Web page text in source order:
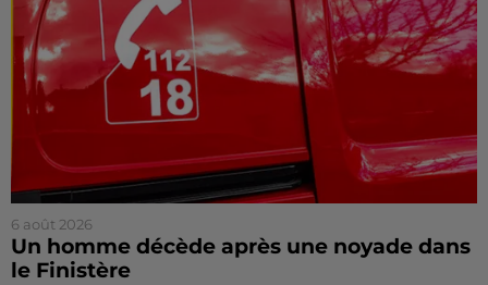
6 août 2026
Un homme décède après une noyade dans
le Finistère